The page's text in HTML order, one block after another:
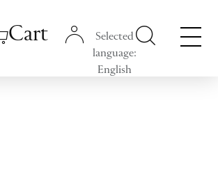
Cart
Selected
language:
English